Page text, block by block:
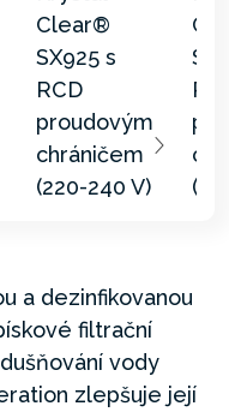
a dezinfikovanou
filtrační
vody
zlepšuje její